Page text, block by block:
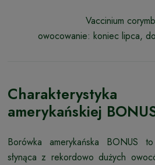
Vaccinium
owocowanie: koniec lipca,
amerykańskiej
Borówka amerykańska BONUS
słynąca z rekordowo dużych